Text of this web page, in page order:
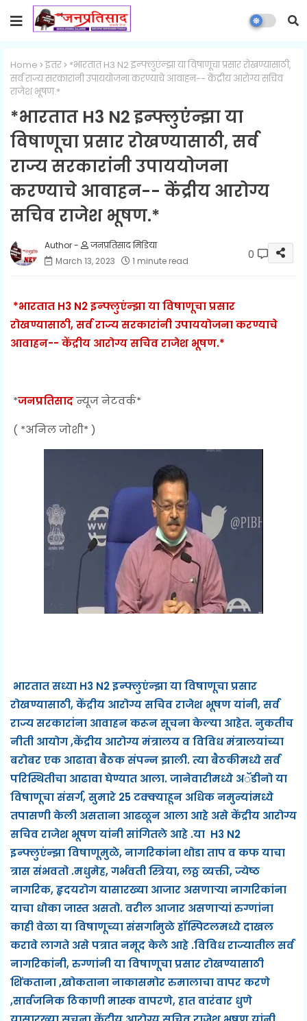
Home इतर
*भारतात H3 N2 इन्फ्लुएंन्झा या विषाणूचा प्रसार रोखण्यासाठी,
सर्व राज्य सरकारांनी उपाययोजना करण्याचे आवाहन-- केंद्रीय आरोग्य सचिव
राजेश भूषण.*
*भारतात H3 N2 इन्फ्लुएंन्झा या
विषाणूचा प्रसार रोखण्यासाठी, सर्व
राज्य सरकारांनी उपाययोजना
करण्याचे आवाहन-- केंद्रीय आरोग्य
सचिव राजेश भूषण.*
जनप्रतिसाद मिडिया
March 13, 2023
1 minute read 0
*भारतात H3 N2 इन्फ्लुएंन्झा या विषाणूचा प्रसार
रोखण्यासाठी, सर्व राज्य सरकारांनी उपाययोजना करण्याचे
आवाहन-- केंद्रीय आरोग्य सचिव राजेश भूषण.*
*जनप्रतिसादन्यूज नेटवर्क*
( *अनिल जोशी* )
भारतात सध्या H3 N2 इन्फ्लुएंन्झा या विषाणूचा प्रसार
रोखण्यासाठी, केंद्रीय आरोग्य सचिव राजेश भूषण यांनी, सर्व
राज्य सरकारांना आवाहन करून सूचना केल्या आहेत. नुकतीच
नीती आयोग ,केंद्रीय आरोग्य मंत्रालय व विविध मंत्रालयांच्या
बरोबर एक आढावा बैठक संपन्न झाली. त्या बैठकीमध्ये सर्व
परिस्थितीचा आढावा घेण्यात आला. जानेवारीमध्ये अॅडीनो या
विषाणूचा संसर्ग, सुमारे 25 टक्क्याहून अधिक नमुन्यांमध्ये
तपासणी केली असताना आढळून आला आहे असे केंद्रीय आरोग्य
सचिव राजेश भूषण यांनी सांगितले आहे .या H3 N2
इन्फ्लुएंन्झा विषाणूमुळे, नागरिकांना थोडा ताप व कफ याचा
त्रास संभवतो .मधुमेह, गर्भवती स्त्रिया, लठ्ठ व्यक्ती, ज्येष्ठ
नागरिक, हृदयरोग यासारख्या आजार असणाऱ्या नागरिकांना
याचा धोका जास्त असतो. वरील आजार असणाऱ्यां रुग्णांना
काही वेळा या विषाणूच्या संसर्गामुळे हॉस्पिटलमध्ये दाखल
करावे लागते असे पत्रात नमूद केले आहे .विविध राज्यातील सर्व
नागरिकांनी, रुग्णांनी या विषाणूचा प्रसार रोखण्यासाठी
शिंकताना ,खोकताना नाकासमोर रुमालाचा वापर करणे
,सार्वजनिक ठिकाणी मास्क वापरणे, हात वारंवार धुणे